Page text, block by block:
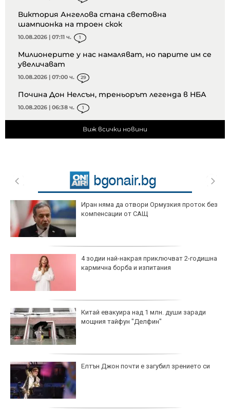
Виктория Ангелова стана световна
шампионка на троен скок
10.08.2026 | 07:11 ч. 1
Милионерите у нас намаляват, но парите им се
увеличават
10.08.2026 | 07:00 ч. 29
Почина Дон Нелсън, треньорът легенда в НБА
10.08.2026 | 06:38 ч. 1
Виж всички новини
Иран няма да отвори Ормузкия проток без
компенсации от САЩ
4 зодии най-накрая приключват 2-годишна
кармична борба и изпитания
Китай евакуира над 1 млн. души заради
мощния тайфун "Делфин"
Елтън Джон почти е загубил зрението си